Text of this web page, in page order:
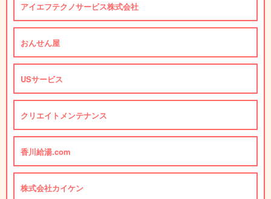
アイエフテクノサービス株式会社
おんせん屋
USサービス
クリエイトメンテナンス
香川給湯.com
株式会社カイケン